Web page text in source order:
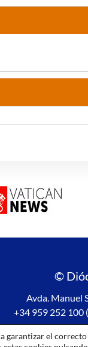
©
Avda. Manuel
+34 959 252 100
legal|Política
garantizar el